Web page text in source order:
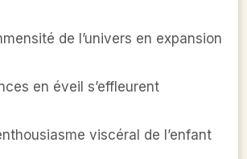
de l’univers en expansion
en éveil s’effleurent
viscéral de l’enfant